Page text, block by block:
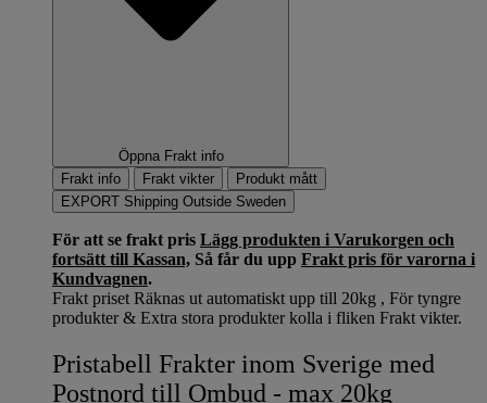
Öppna Frakt info
Frakt info
Frakt vikter
Produkt mått
EXPORT Shipping Outside Sweden
För att se frakt pris Lägg produkten i Varukorgen och
fortsätt till Kassan, Så får du upp Frakt pris för varorna i
Kundvagnen.
Frakt priset Räknas ut automatiskt upp till 20kg , För tyngre
produkter & Extra stora produkter kolla i fliken Frakt vikter.
Pristabell Frakter inom Sverige med
Postnord till Ombud - max 20kg